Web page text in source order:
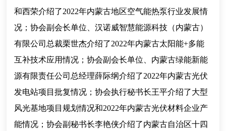
和西荣介绍了2022年内蒙古地区空气能热泵行业发展情
况；协会副会长单位、汉诺威智慧能源科技（内蒙古）
有限公司总裁栗世杰介绍了2022年内蒙古太阳能+多能
互补技术应用情况；协会副会长单位、内蒙古绿能新能
源有限责任公司总经理薛际纲介绍了2022年内蒙古光伏
发电站项目批复情况；协会执行秘书长王平介绍了大型
风光基地项目规划情况和2022年内蒙古光伏材料企业产
能情况；协会副秘书长李艳侠介绍了内蒙古自治区十四